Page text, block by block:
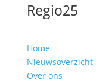
Regio25
Home
Nieuwsoverzicht
Over ons